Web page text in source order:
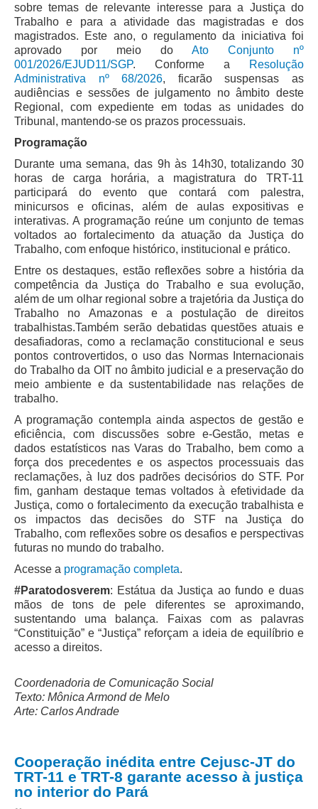
sobre temas de relevante interesse para a Justiça do
Trabalho e para a atividade das magistradas e dos
magistrados. Este ano, o regulamento da iniciativa foi
aprovado por meio do Ato Conjunto nº
001/2026/EJUD11/SGP. Conforme a
Resolução
Administrativa nº 68/2026, ficarão suspensas as
audiências e sessões de julgamento no âmbito deste
Regional, com expediente em todas as unidades do
Tribunal, mantendo-se os prazos processuais.
Programação
Durante uma semana, das 9h às 14h30, totalizando 30
horas de carga horária, a magistratura do TRT-11
participará do evento que contará com palestra,
minicursos e oficinas, além de aulas expositivas e
interativas. A programação reúne um conjunto de temas
voltados ao fortalecimento da atuação da Justiça do
Trabalho, com enfoque histórico, institucional e prático.
Entre os destaques, estão reflexões sobre a história da
competência da Justiça do Trabalho e sua evolução,
além de um olhar regional sobre a trajetória da Justiça do
Trabalho no Amazonas e a postulação de direitos
trabalhistas.Também serão debatidas questões atuais e
desafiadoras, como a reclamação constitucional e seus
pontos controvertidos, o uso das Normas Internacionais
do Trabalho da OIT no âmbito judicial e a preservação do
meio ambiente e da sustentabilidade nas relações de
trabalho.
A programação contempla ainda aspectos de gestão e
eficiência, com discussões sobre e-Gestão, metas e
dados estatísticos nas Varas do Trabalho, bem como a
força dos precedentes e os aspectos processuais das
reclamações, à luz dos padrões decisórios do STF. Por
fim, ganham destaque temas voltados à efetividade da
Justiça, como o fortalecimento da execução trabalhista e
os impactos das decisões do STF na Justiça do
Trabalho, com reflexões sobre os desafios e perspectivas
futuras no mundo do trabalho.
Acesse a programação completa.
#Paratodosverem: Estátua da Justiça ao fundo e duas
mãos de tons de pele diferentes se aproximando,
sustentando uma balança. Faixas com as palavras
“Constituição” e “Justiça” reforçam a ideia de equilíbrio e
acesso a direitos.
Coordenadoria de Comunicação Social
Texto: Mônica Armond de Melo
Arte: Carlos Andrade
Cooperação inédita entre Cejusc-JT do
TRT-11 e TRT-8 garante acesso à justiça
no interior do Pará